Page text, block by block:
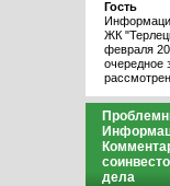
Гость
ЖК
февраля
очередное
дела